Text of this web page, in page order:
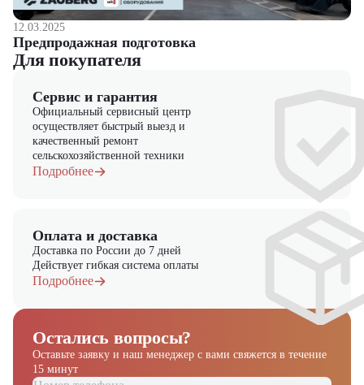
12.03.2025
Предпродажная подготовка
Для покупателя
Сервис и гарантия
Официальный сервисный центр
осуществляет быстрый выезд и
качественный ремонт
сельскохозяйственной техники
Подробнее
Оплата и доставка
Доставка по России до 7 дней
Действует гибкая система оплаты
Подробнее
Остались вопросы?
Оставьте заявку и наш менеджер с вами свяжется в течение
15 минут